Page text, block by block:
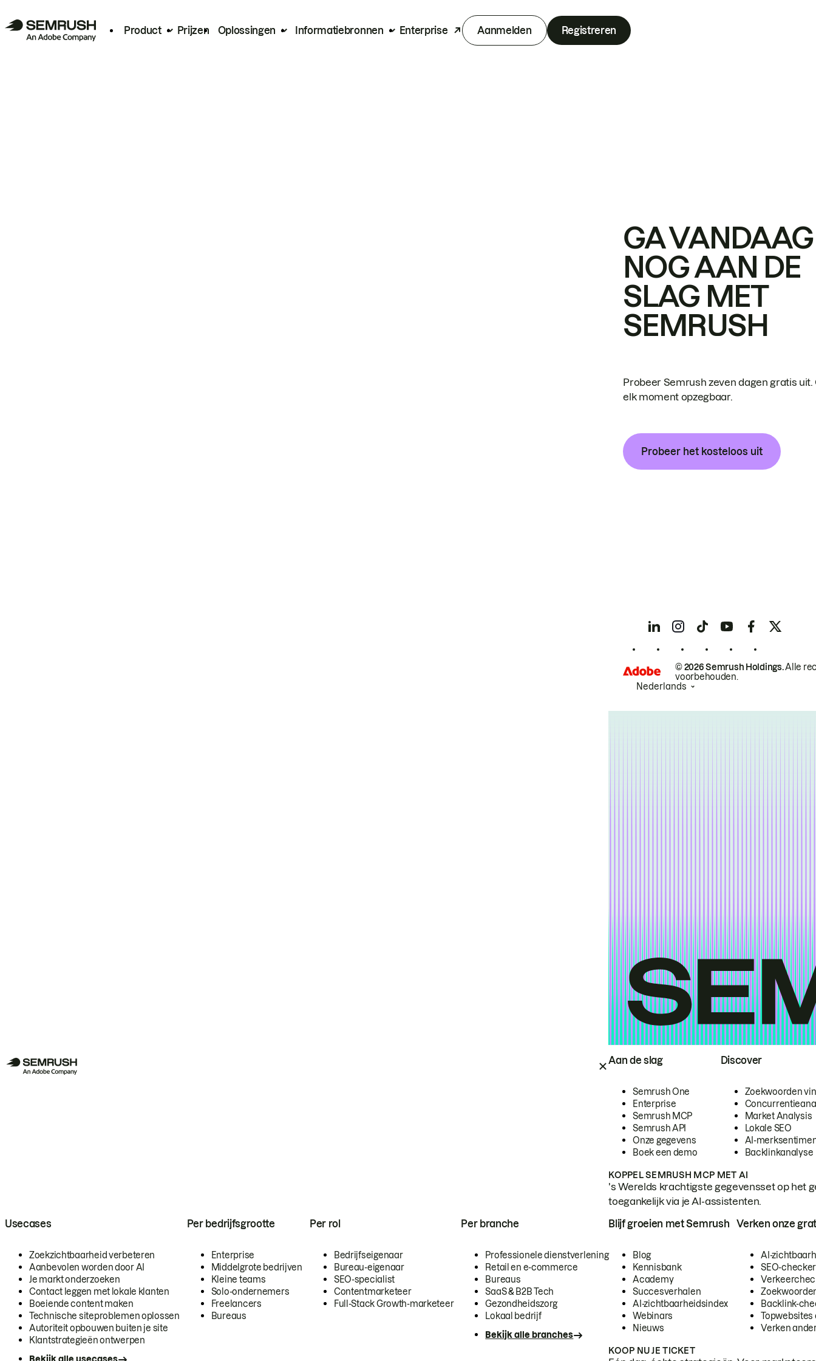
Product Prijzen Oplossingen Informatiebronnen Enterprise Aanmelden Registreren
Aan de slag
Semrush One
Enterprise
Semrush MCP
Semrush API
Onze gegevens
Boek een demo
Discover
Zoekwoorden
Market Analysis
Lokale SEO
AI-
Backlinkanalyse
KOPPEL SEMRUSH MCP MET AI
's Werelds krachtigste gegevensset op het
toegankelijk via je AI-assistenten.
Usecases
Zoekzichtbaarheid verbeteren
Aanbevolen worden door AI
Je markt onderzoeken
Contact leggen met lokale klanten
Boeiende content maken
Technische siteproblemen oplossen
Autoriteit opbouwen buiten je site
Klantstrategieën ontwerpen
Per bedrijfsgrootte
Enterprise
Middelgrote bedrijven
Kleine teams
Solo-ondernemers
Freelancers
Bureaus
Per rol
Bedrijfseigenaar
Bureau-eigenaar
SEO-specialist
Contentmarketeer
Full-Stack Growth-marketeer
Per branche
Professionele dienstverlening
Retail en e-commerce
Bureaus
SaaS & B2B Tech
Gezondheidszorg
Lokaal bedrijf
Bekijk alle branches
Blijf groeien met Semrush
Blog
Kennisbank
Academy
Succesverhalen
AI-zichtbaarheidsindex
Webinars
Nieuws
Verken onze
AI-
SEO-checker
Backlink-
Topwebsites
Verken
KOOP NU JE TICKET
GA VANDAAG
NOG AAN DE
SLAG MET
SEMRUSH
Probeer Semrush zeven dagen gratis uit.
elk moment opzegbaar.
Probeer het kosteloos uit
© 2026 Semrush Holdings.Alle
voorbehouden.
Nederlands